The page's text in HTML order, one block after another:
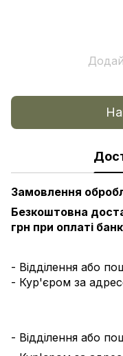
Замовлення
Безкоштовна
грн при оплаті
- Відділення або
- Кур'єром за
- Відділення або